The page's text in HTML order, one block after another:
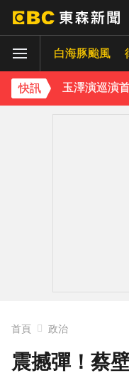
白海豚颱風
快訊
首頁 政治
震撼彈！蔡